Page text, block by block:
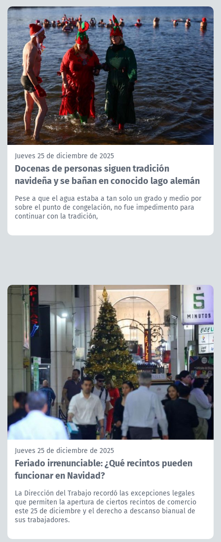
Jueves 25 de diciembre de 2025
Docenas de personas siguen tradición
navideña y se bañan en conocido lago alemán
Pese a que el agua estaba a tan solo un grado y medio por
sobre el punto de congelación, no fue impedimento para
continuar con la tradición,
Jueves 25 de diciembre de 2025
Feriado irrenunciable: ¿Qué recintos pueden
funcionar en Navidad?
La Dirección del Trabajo recordó las excepciones legales
que permiten la apertura de ciertos recintos de comercio
este 25 de diciembre y el derecho a descanso bianual de
sus trabajadores.